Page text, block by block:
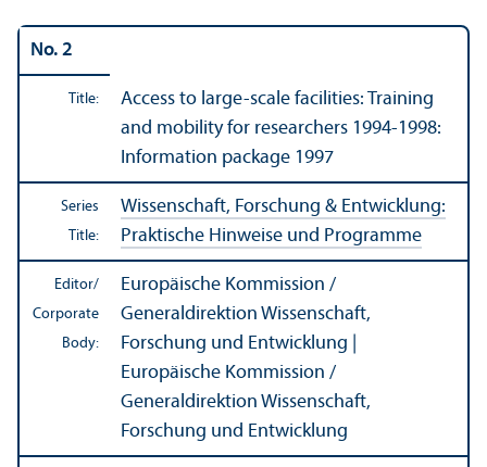
No. 2
Title:
Access to large-scale facilities: Training
and mobility for researchers 1994-1998:
Information package 1997
Series
Title:
Wissenschaft, Forschung & Entwicklung:
Praktische Hinweise und Programme
Editor/
Corporate
Body:
Europäische Kommission /
Generaldirektion Wissenschaft,
Forschung und Entwicklung |
Europäische Kommission /
Generaldirektion Wissenschaft,
Forschung und Entwicklung